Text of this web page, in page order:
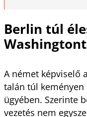
Berlin túl
Washingtont
A német képviselő
talán túl
ügyében. Szerinte
vezetés nem